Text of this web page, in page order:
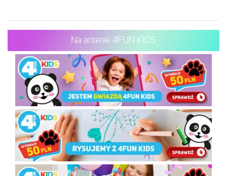
Na antenie 4FUN KIDS